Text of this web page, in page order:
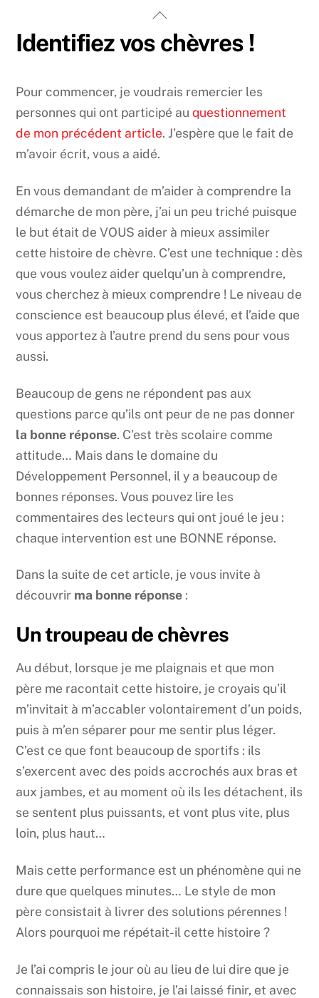
content
Identifiez vos chèvres !
Pour commencer, je voudrais remercier les
personnes qui ont participé auquestionnement
de mon précédent article. J’espère que le fait de
m’avoir écrit, vous a aidé.
En vous demandant de m’aider à comprendre la
démarche de mon père, j’ai un peu triché puisque
le but était de VOUS aider à mieux assimiler
cette histoire de chèvre. C’est une technique : dès
que vous voulez aider quelqu’un à comprendre,
vous cherchez à mieux comprendre ! Le niveau de
conscience est beaucoup plus élevé, et l’aide que
vous apportez à l’autre prend du sens pour vous
aussi.
Beaucoup de gens ne répondent pas aux
questions parce qu’ils ont peur de ne pas donner
la bonne réponse. C’est très scolaire comme
attitude… Mais dans le domaine du
Développement Personnel, il y a beaucoup de
bonnes réponses. Vous pouvez lire les
commentaires des lecteurs qui ont joué le jeu :
chaque intervention est une BONNE réponse.
Dans la suite de cet article, je vous invite à
découvrir ma bonne réponse :
Un troupeau de chèvres
Au début, lorsque je me plaignais et que mon
père me racontait cette histoire, je croyais qu’il
m’invitait à m’accabler volontairement d’un poids,
puis à m’en séparer pour me sentir plus léger.
C’est ce que font beaucoup de sportifs : ils
s’exercent avec des poids accrochés aux bras et
aux jambes, et au moment où ils les détachent, ils
se sentent plus puissants, et vont plus vite, plus
loin, plus haut…
Mais cette performance est un phénomène qui ne
dure que quelques minutes… Le style de mon
père consistait à livrer des solutions pérennes !
Alors pourquoi me répétait-il cette histoire ?
Je l’ai compris le jour où au lieu de lui dire que je
connaissais son histoire, je l’ai laissé finir, et avec
Back
Top